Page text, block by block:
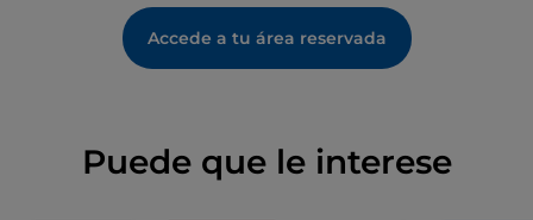
Accede a tu área reservada
Puede que le interese